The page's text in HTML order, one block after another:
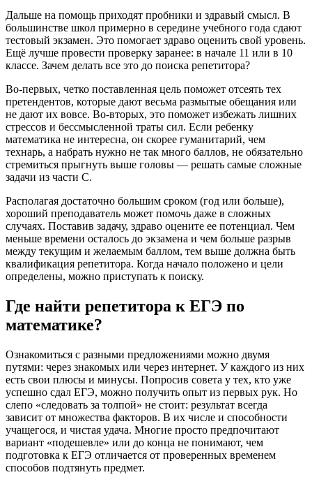
Дальше на помощь приходят пробники и здравый смысл. В
большинстве школ примерно в середине учебного года сдают
тестовый экзамен. Это помогает здраво оценить свой уровень.
Ещё лучше провести проверку заранее: в начале 11 или в 10
классе. Зачем делать все это до поиска репетитора?
Во-первых, четко поставленная цель поможет отсеять тех
претендентов, которые дают весьма размытые обещания или
не дают их вовсе. Во-вторых, это поможет избежать лишних
стрессов и бессмысленной траты сил. Если ребенку
математика не интересна, он скорее гуманитарий, чем
технарь, а набрать нужно не так много баллов, не обязательно
стремиться прыгнуть выше головы — решать самые сложные
задачи из части С.
Располагая достаточно большим сроком (год или больше),
хороший преподаватель может помочь даже в сложных
случаях. Поставив задачу, здраво оцените ее потенциал. Чем
меньше времени осталось до экзамена и чем больше разрыв
между текущим и желаемым баллом, тем выше должна быть
квалификация репетитора. Когда начало положено и цели
определены, можно приступать к поиску.
Где найти репетитора к ЕГЭ по
математике?
Ознакомиться с разными предложениями можно двумя
путями: через знакомых или через интернет. У каждого из них
есть свои плюсы и минусы. Попросив совета у тех, кто уже
успешно сдал ЕГЭ, можно получить опыт из первых рук. Но
слепо «следовать за толпой» не стоит: результат всегда
зависит от множества факторов. В их числе и способности
учащегося, и чистая удача. Многие просто предпочитают
вариант «подешевле» или до конца не понимают, чем
подготовка к ЕГЭ отличается от проверенных временем
способов подтянуть предмет.